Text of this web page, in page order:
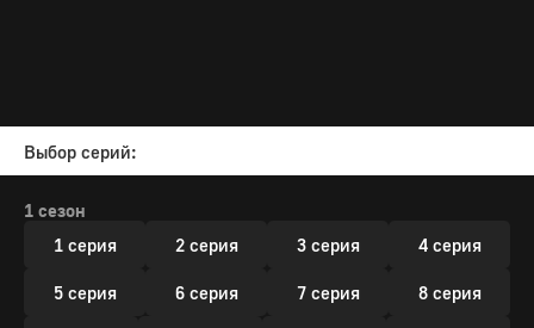
Выбор серий:
1 сезон
1 серия
2 серия 3 серия 4 серия
5 серия 6 серия 7 серия 8 серия